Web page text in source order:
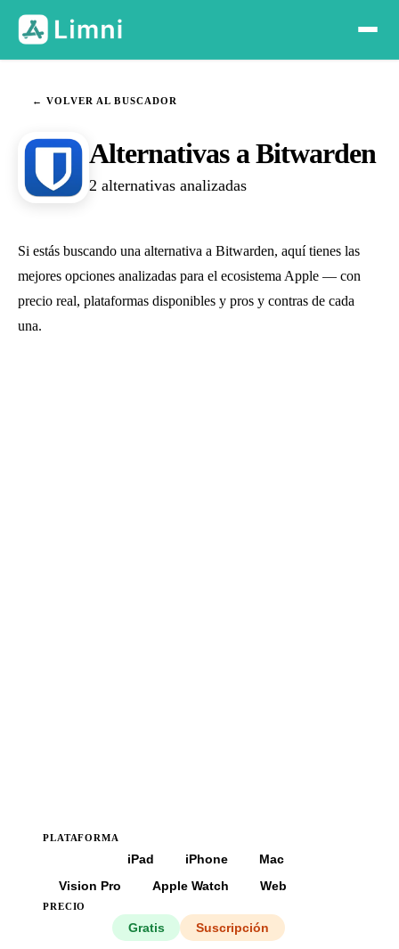
← VOLVER AL BUSCADOR
Alternativas a Bitwarden
2 alternativas analizadas
Si estás buscando una alternativa a Bitwarden, aquí tienes las
mejores opciones analizadas para el ecosistema Apple — con
precio real, plataformas disponibles y pros y contras de cada
una.
PLATAFORMA
iPad iPhone
Mac
Vision Pro
Apple Watch Web
PRECIO
Gratis Suscripción